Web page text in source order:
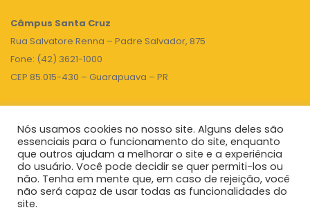
Câmpus Santa Cruz
Rua Salvatore Renna – Padre Salvador, 875
Fone: (42) 3621-1000
CEP 85.015-430 – Guarapuava – PR
TOPO
Unicentro |Governo do Paraná|Seti| Agenda do Reitor
Nós usamos cookies no nosso site. Alguns deles são
essenciais para o funcionamento do site, enquanto
que outros ajudam a melhorar o site e a experiência
do usuário. Você pode decidir se quer permiti-los ou
não. Tenha em mente que, em caso de rejeição, você
não será capaz de usar todas as funcionalidades do
site.